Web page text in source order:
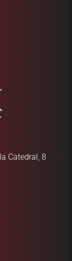
Catedral, 8